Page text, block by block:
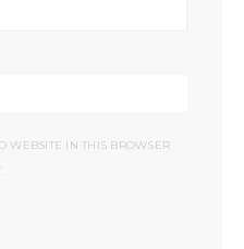
WEBSITE IN THIS BROWSER